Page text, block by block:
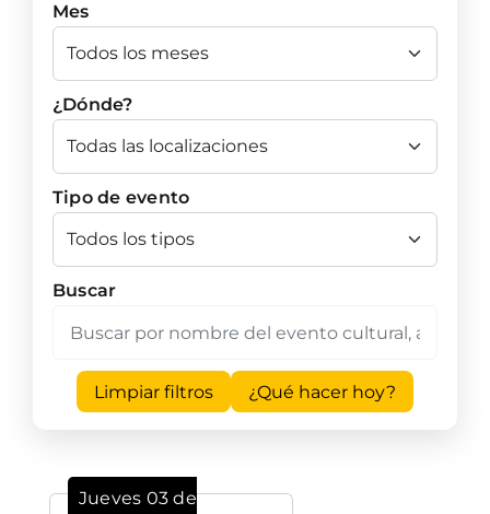
Mes
¿Dónde?
Tipo de evento
Buscar
Limpiar filtros ¿Qué hacer hoy?
Jueves 03 de